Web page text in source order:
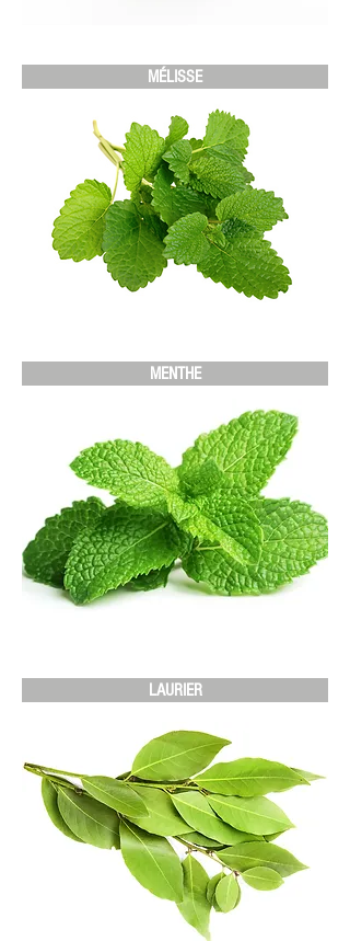
MÉLISSE
MENTHE
LAURIER